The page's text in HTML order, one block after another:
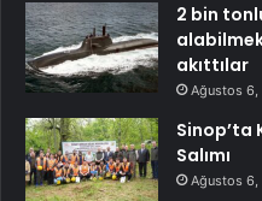
2 bin
akıttılar
Ağustos 6,
Sinop’ta
Salımı
Ağustos 6,